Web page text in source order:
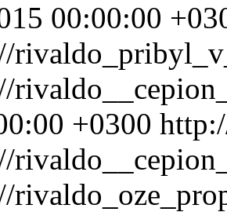
00:00:00
+0300